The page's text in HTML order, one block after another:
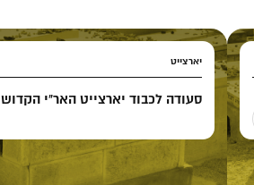
יארצייט
סעודה לכבוד יארצייט האר"י הקדוש